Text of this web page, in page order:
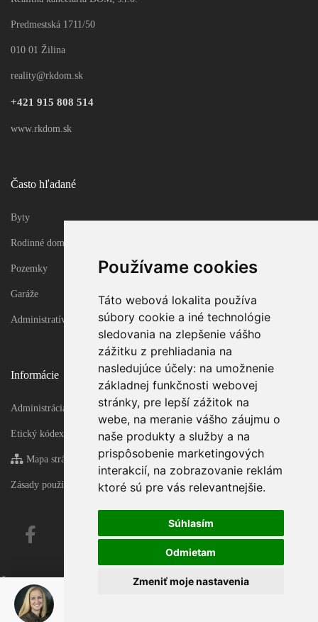
Používame cookies
Táto webová lokalita používa
súbory cookie a iné technológie
sledovania na zlepšenie vášho
zážitku z prehliadania na
nasledujúce účely: na umožnenie
základnej funkčnosti webovej
stránky, pre lepší zážitok na
webe, na meranie vášho záujmu o
naše produkty a služby a na
prispôsobenie marketingových
interakcií, na zobrazovanie reklám
ktoré sú pre vás relevantnejšie.
Súhlasím
Odmietam
Zmeniť moje nastavenia
rkDOM | Rodinný dom na predaj 20 km od Bytče
Predmestská 1711/50
010 01 Žilina
reality@rkdom.sk
+421 915 808 514
www.rkdom.sk
Často hľadané
Byty
Rodinné domy
Pozemky
Garáže
Administratívne objekty
Informácie
Administrácia
Etický kódex
Mapa stránky
Zásady používania súborov cookie
Čas generovania 0.17513608932495 sekúnd!
Čas generovania - final 0.19207787513733 sekúnd!
Update cookies preferences